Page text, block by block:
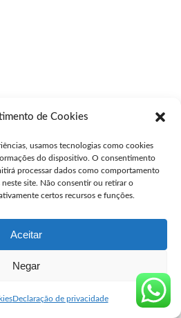
de Cookies
usamos tecnologias como cookies
do dispositivo. O consentimento
processar dados como comportamento
site. Não consentir ou retirar o
certos recursos e funções.
Aceitar
Negar
Declaração de privacidade